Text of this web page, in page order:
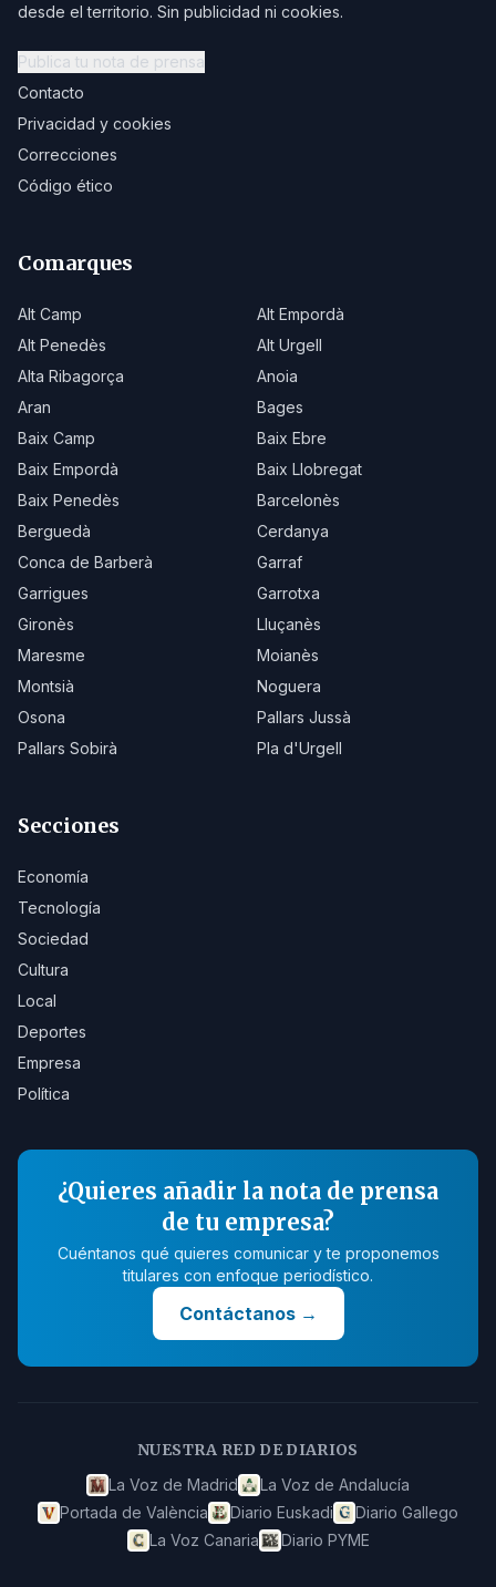
desde el territorio. Sin publicidad ni cookies.
Publica tu nota de prensa
Contacto
Privacidad y cookies
Correcciones
Código ético
Comarques
Alt Camp
Alt Empordà
Alt Penedès
Alt Urgell
Alta Ribagorça
Anoia
Aran
Bages
Baix Camp
Baix Ebre
Baix Empordà
Baix Llobregat
Baix Penedès
Barcelonès
Berguedà
Cerdanya
Conca de Barberà
Garraf
Garrigues
Garrotxa
Gironès
Lluçanès
Maresme
Moianès
Montsià
Noguera
Osona
Pallars Jussà
Pallars Sobirà
Pla d'Urgell
Secciones
Economía
Tecnología
Sociedad
Cultura
Local
Deportes
Empresa
Política
¿Quieres añadir la nota de prensa
de tu empresa?
Cuéntanos qué quieres comunicar y te proponemos
titulares con enfoque periodístico.
Contáctanos→
NUESTRA RED DE DIARIOS
La Voz de Madrid
La Voz de Andalucía
Portada de València
Diario Euskadi
Diario Gallego
La Voz Canaria
Diario PYME